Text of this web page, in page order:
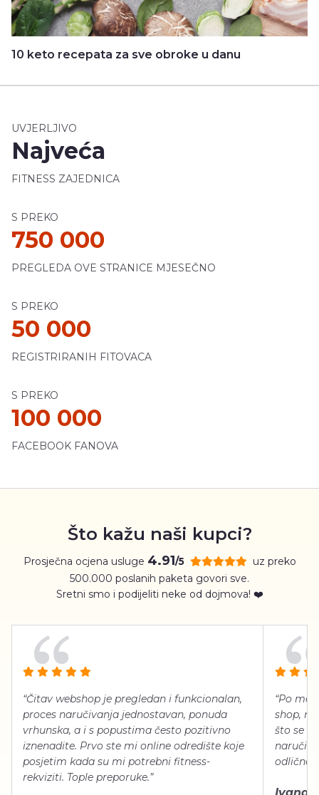
10 keto recepata za sve obroke u danu
UVJERLJIVO
Najveća
FITNESS ZAJEDNICA
S PREKO
750 000
PREGLEDA OVE STRANICE MJESEČNO
S PREKO
50 000
REGISTRIRANIH FITOVACA
S PREKO
100 000
FACEBOOK FANOVA
Što kažu naši kupci?
Prosječna ocjena usluge 4.91/5
uz preko
500.000 poslanih paketa govori sve.
Sretni smo i podijeliti neke od dojmova! ❤️
“Čitav webshop je pregledan i funkcionalan,
proces naručivanja jednostavan, ponuda
vrhunska, a i s popustima često pozitivno
iznenadite. Prvo ste mi online odredište koje
posjetim kada su mi potrebni fitness-
rekviziti. Tople preporuke.”
“Po
shop,
što se
naručiti,
odlično